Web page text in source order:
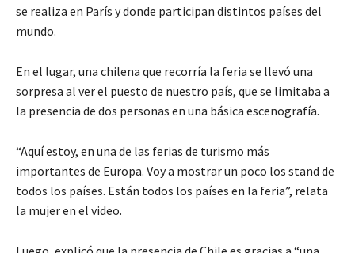
se realiza en París y donde participan distintos países del
mundo.
En el lugar, una chilena que recorría la feria se llevó una
sorpresa al ver el puesto de nuestro país, que se limitaba a
la presencia de dos personas en una básica escenografía.
“Aquí estoy, en una de las ferias de turismo más
importantes de Europa. Voy a mostrar un poco los stand de
todos los países. Están todos los países en la feria”, relata
la mujer en el video.